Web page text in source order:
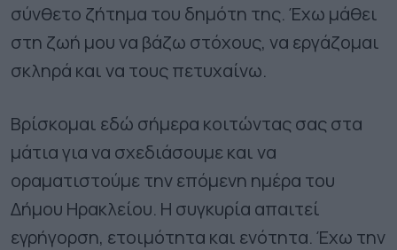
σύνθετο ζήτημα του δημότη της. Έχω μάθει
στη ζωή μου να βάζω στόχους, να εργάζομαι
σκληρά και να τους πετυχαίνω.
Βρίσκομαι εδώ σήμερα κοιτώντας σας στα
μάτια για να σχεδιάσουμε και να
οραματιστούμε την επόμενη ημέρα του
Δήμου Ηρακλείου. Η συγκυρία απαιτεί
εγρήγορση, ετοιμότητα και ενότητα. Έχω την